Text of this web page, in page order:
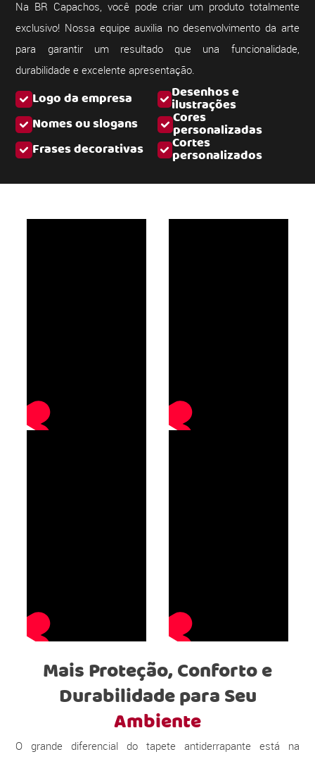
Logo da empresa Desenhos e
ilustrações
Nomes ou slogans
Cores
personalizadas
Frases decorativas
Cortes
personalizados
Na BR Capachos, você pode criar um produto totalmente
exclusivo! Nossa equipe auxilia no desenvolvimento da arte
para garantir um resultado que una funcionalidade,
durabilidade e excelente apresentação.
Mais Proteção, Conforto e
Durabilidade para Seu
Ambiente
O grande diferencial do tapete antiderrapante está na